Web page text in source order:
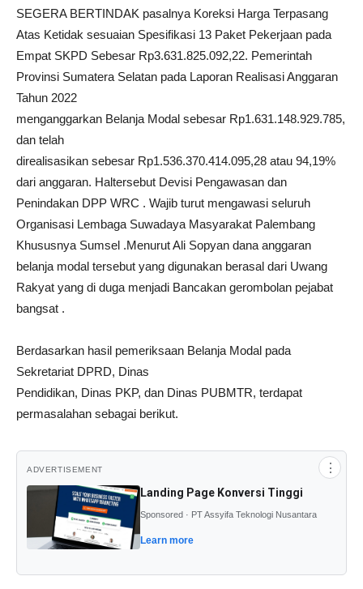
SEGERA BERTINDAK pasalnya Koreksi Harga Terpasang
Atas Ketidak sesuaian Spesifikasi 13 Paket Pekerjaan pada
Empat SKPD Sebesar Rp3.631.825.092,22. Pemerintah
Provinsi Sumatera Selatan pada Laporan Realisasi Anggaran
Tahun 2022
menganggarkan Belanja Modal sebesar Rp1.631.148.929.785,
dan telah
direalisasikan sebesar Rp1.536.370.414.095,28 atau 94,19%
dari anggaran. Haltersebut Devisi Pengawasan dan
Penindakan DPP WRC . Wajib turut mengawasi seluruh
Organisasi Lembaga Suwadaya Masyarakat Palembang
Khususnya Sumsel .Menurut Ali Sopyan dana anggaran
belanja modal tersebut yang digunakan berasal dari Uwang
Rakyat yang di duga menjadi Bancakan gerombolan pejabat
bangsat .
Berdasarkan hasil pemeriksaan Belanja Modal pada
Sekretariat DPRD, Dinas
Pendidikan, Dinas PKP, dan Dinas PUBMTR, terdapat
permasalahan sebagai berikut.
ADVERTISEMENT ⋮
Landing Page Konversi Tinggi
Sponsored · PT Assyifa Teknologi Nusantara
Learn more